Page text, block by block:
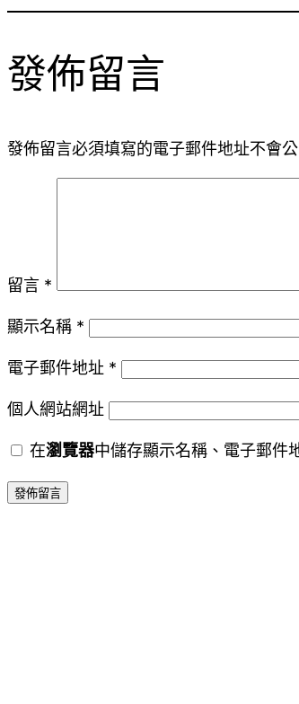
發佈留言
發佈留言必須填寫的電子郵件地址不會公
留言 *
顯示名稱 *
電子郵件地址 *
個人網站網址
在瀏覽器中儲存顯示名稱、電子郵件